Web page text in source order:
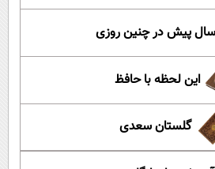
این لحظه با حافظ
گلستان سعدی